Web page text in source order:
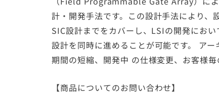
計・開発手法です。この設計手法により
SIC設計までをカバーし、LSIの開発にお
設計を同時に進めることが可能です。 ア
期間の短縮、開発中 の仕様変更、お客様毎
【商品についてのお問い合わせ】